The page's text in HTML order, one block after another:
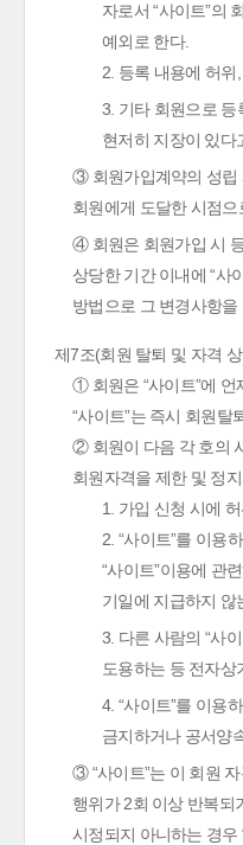
자로서 “사이트”의
예외로 한다.
2. 등록 내용에 허위
3. 기타 회원으로 등
현저히 지장이 있다
③ 회원가입계약의 성립
회원에게 도달한 시점으
④ 회원은 회원가입 시
상당한 기간 이내에 “사
방법으로 그 변경사항을
제7조(회원 탈퇴 및 자격
① 회원은 “사이트”에 언
“사이트”는 즉시 회원탈
② 회원이 다음 각 호의
회원자격을 제한 및 정
1. 가입 신청 시에
2. “사이트”를 이용
“사이트”이용에 관
기일에 지급하지 않
3. 다른 사람의 “사
도용하는 등 전자
4. “사이트”를 이용
금지하거나 공서양
③ “사이트”는 이 회원
행위가 2회 이상 반복되
시정되지 아니하는 경우